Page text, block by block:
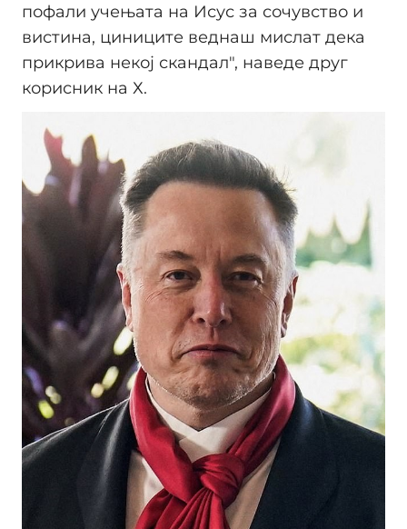
пофали учењата на Исус за сочувство и
вистина, циниците веднаш мислат дека
прикрива некој скандал", наведе друг
корисник на Х.